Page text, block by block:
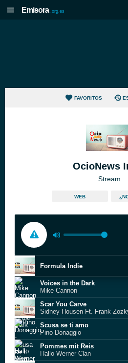
Emisora .org.es
FAVORITOS
OcioNews
Stream
WEB
Formula Indie
Voices in the Dark
Mike Cannon
Scar You Carve
Sidney Housen Ft. Frank
Scusa se ti amo
Pino Donaggio
Pommes mit Reis
Hallo Werner Clan